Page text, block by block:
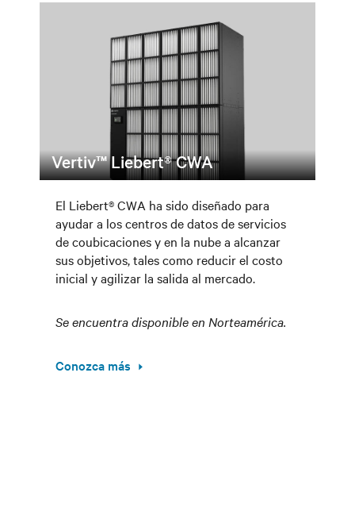
Vertiv™ Liebert® CWA
El Liebert® CWA ha sido diseñado para
ayudar a los centros de datos de servicios
de coubicaciones y en la nube a alcanzar
sus objetivos, tales como reducir el costo
inicial y agilizar la salida al mercado.
Se encuentra disponible en Norteamérica.
Conozca más